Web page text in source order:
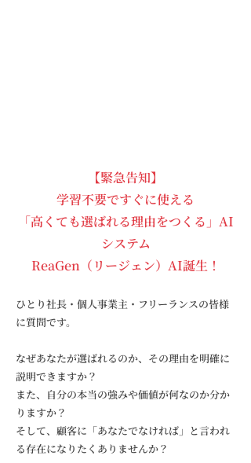
【緊急告知】
学習不要ですぐに使える
「高くても選ばれる理由をつくる」AI
システム
ReaGen（リージェン）AI誕生！
ひとり社長・個人事業主・フリーランスの皆様
に質問です。
なぜあなたが選ばれるのか、その理由を明確に
説明できますか？
また、自分の本当の強みや価値が何なのか分か
りますか？
そして、顧客に「あなたでなければ」と言われ
る存在になりたくありませんか？